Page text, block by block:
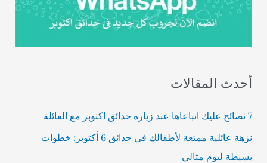
أحدث المقالات
7 نصائح عليك اتباعاها عند زيارة حدائق اكتوبر مع العائلة
نزهة عائلية ممتعة لأطفالك في حدائق 6 أكتوبر: خطوات
بسيطة ليوم مثالي